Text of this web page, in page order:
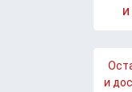
и